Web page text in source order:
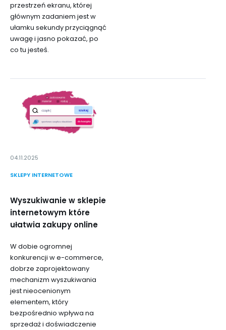
przestrzeń ekranu, której
głównym zadaniem jest w
ułamku sekundy przyciągnąć
uwagę i jasno pokazać, po
co tu jesteś.
04.11.2025
SKLEPY INTERNETOWE
Wyszukiwanie w sklepie
internetowym które
ułatwia zakupy online
W dobie ogromnej
konkurencji w e-commerce,
dobrze zaprojektowany
mechanizm wyszukiwania
jest nieocenionym
elementem, który
bezpośrednio wpływa na
sprzedaż i doświadczenie